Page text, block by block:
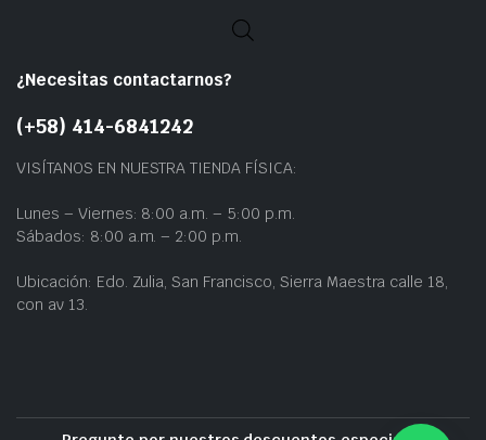
¿Necesitas contactarnos?
(+58) 414-6841242
VISÍTANOS EN NUESTRA TIENDA FÍSICA:
Lunes – Viernes: 8:00 a.m. – 5:00 p.m.
Sábados: 8:00 a.m. – 2:00 p.m.
Ubicación: Edo. Zulia, San Francisco, Sierra Maestra calle 18,
con av 13.